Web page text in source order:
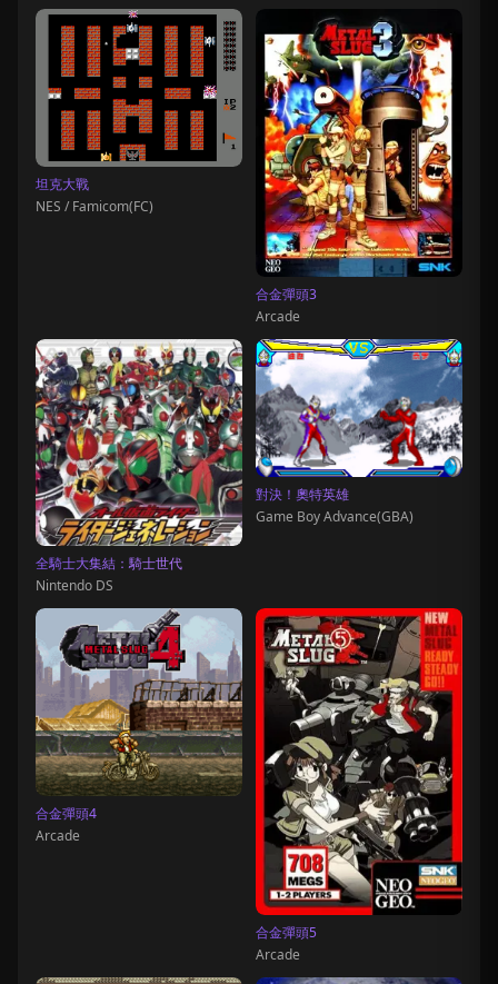
坦克大戰
NES / Famicom(FC)
合金彈頭3
Arcade
全騎士大集結：騎士世代
Nintendo DS
對決！奧特英雄
Game Boy Advance(GBA)
合金彈頭4
Arcade
合金彈頭5
Arcade